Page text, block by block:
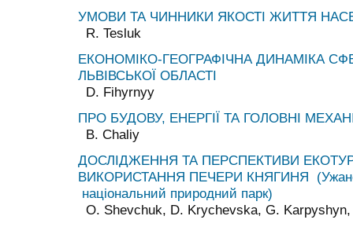
УМОВИ ТА ЧИННИКИ ЯКОСТІ ЖИТТЯ
R. Tesluk
ЕКОНОМІКО-ГЕОГРАФІЧНА ДИНАМІКА
ЛЬВІВСЬКОЇ ОБЛАСТІ
D. Fihyrnyy
ПPO БУДОВУ, ЕНЕРГІЇ ТА ГОЛОВНІ
B. Chaliy
ДОСЛІДЖЕННЯ ТА ПЕРСПЕКТИВИ
ВИКОРИСТАННЯ ПЕЧЕРИ КНЯГИНЯ
національний природний парк)
O. Shevchuk, D. Krychevska, G.